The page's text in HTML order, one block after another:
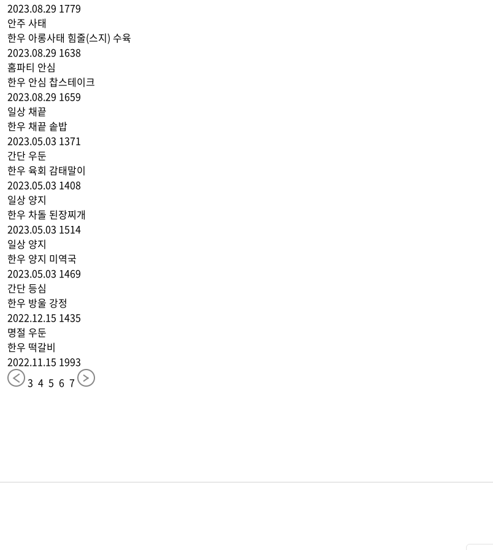
2023.08.29 1779
안주 사태
한우 아롱사태 힘줄(스지) 수육
2023.08.29 1638
홈파티 안심
한우 안심 찹스테이크
2023.08.29 1659
일상 채끝
한우 채끝 솥밥
2023.05.03 1371
간단우둔
한우 육회 감태말이
2023.05.03 1408
일상 양지
한우 차돌 된장찌개
2023.05.03 1514
일상 양지
한우 양지 미역국
2023.05.03 1469
간단등심
한우 방울 강정
2022.12.15 1435
명절 우둔
한우 떡갈비
2022.11.15 1993
3 4 5 6 7